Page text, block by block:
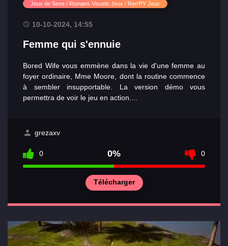
Jeux de Sexe / Romans Visuels Jeux / Ren'PY Jeux
10-10-2024, 14:55
Femme qui s'ennuie
Bored Wife vous emmène dans la vie d'une femme au
foyer ordinaire, Mme Moore, dont la routine commence
à sembler insupportable. La version démo vous
permettra de voir le jeu en action....
grezaxv
0 0% 0
Télécharger